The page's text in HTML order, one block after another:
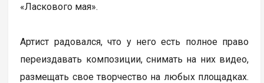
«Ласкового мая».
Артист радовался, что у него есть полное право
переиздавать композиции, снимать на них видео,
размещать свое творчество на любых площадках.